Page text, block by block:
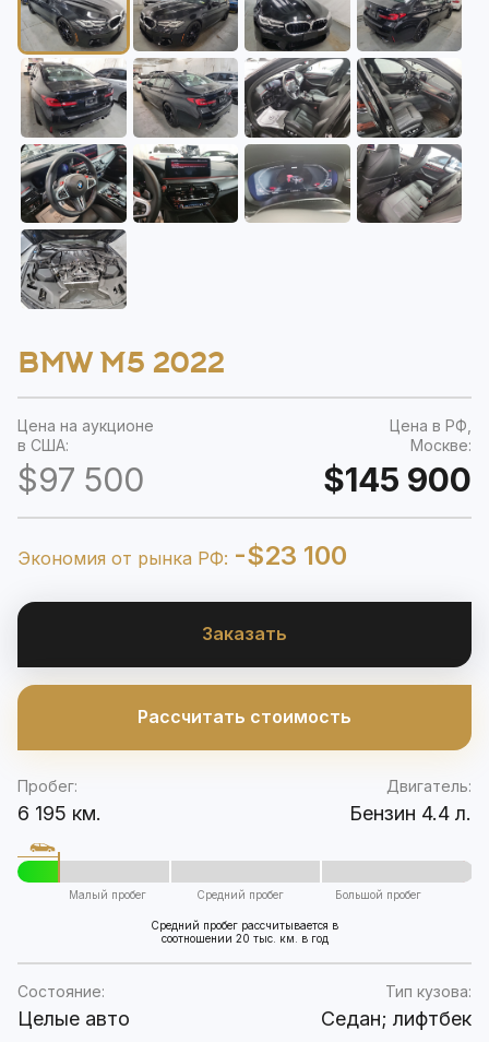
BMW M5 2022
Цена на аукционе
в США:
$97 500
Цена в РФ,
Москве:
$145 900
Экономия от рынка РФ: -$23 100
Заказать
Рассчитать стоимость
Пробег:
6 195 км.
Двигатель:
Бензин 4.4 л.
Малый пробег Средний пробег Большой пробег
Средний пробег рассчитывается в
соотношении 20 тыс. км. в год
Состояние:
Целые авто
Тип кузова:
Седан; лифтбек